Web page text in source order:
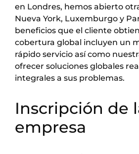
en Londres, hemos abierto
Nueva York, Luxemburgo y
beneficios que el cliente
cobertura global incluyen un
rápido servicio así como
ofrecer soluciones globales
integrales a sus problemas.
Inscripción de
empresa